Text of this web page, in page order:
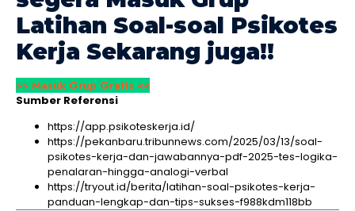
Latihan Soal-soal Psikotes
Kerja Sekarang juga!!
>> Masuk Grup Gratis <<
Sumber Referensi
https://app.psikoteskerja.id/
https://pekanbaru.tribunnews.com/2025/03/13/soal-
psikotes-kerja-dan-jawabannya-pdf-2025-tes-logika-
penalaran-hingga-analogi-verbal
https://tryout.id/berita/latihan-soal-psikotes-kerja-
panduan-lengkap-dan-tips-sukses-f988kdm118bb